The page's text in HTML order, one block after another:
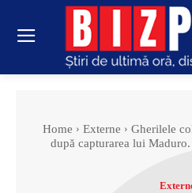
Home Externe
Gherilele
după capturarea lui